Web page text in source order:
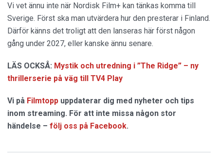
Vi vet ännu inte när Nordisk Film+ kan tänkas komma till
Sverige. Först ska man utvärdera hur den presterar i Finland.
Därför känns det troligt att den lanseras här först någon
gång under 2027, eller kanske ännu senare.
LÄS OCKSÅ: Mystik och utredning i ”The Ridge” – ny
thrillerserie på väg till TV4 Play
Vi på Filmtopp uppdaterar dig med nyheter och tips
inom streaming. För att inte missa någon stor
händelse – följ oss på Facebook.